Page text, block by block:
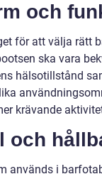
och
för att välja rätt
ska vara
hälsotillstånd
krävande
och
används i